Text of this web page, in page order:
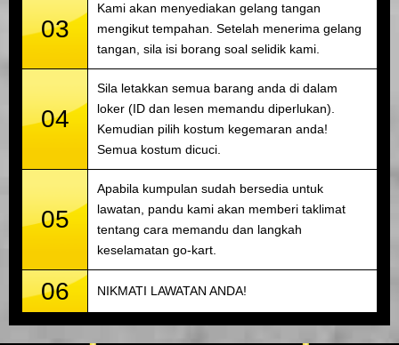
03
Kami akan menyediakan gelang tangan
mengikut tempahan. Setelah menerima gelang
tangan, sila isi borang soal selidik kami.
04
Sila letakkan semua barang anda di dalam
loker (ID dan lesen memandu diperlukan).
Kemudian pilih kostum kegemaran anda!
Semua kostum dicuci.
05
Apabila kumpulan sudah bersedia untuk
lawatan, pandu kami akan memberi taklimat
tentang cara memandu dan langkah
keselamatan go-kart.
06 NIKMATI LAWATAN ANDA!